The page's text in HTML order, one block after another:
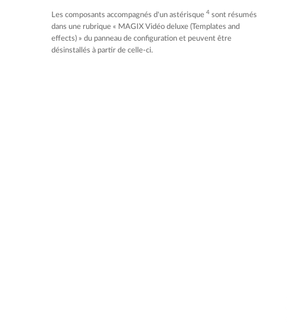
Les composants accompagnés d'un astérisque 4 sont résumés
dans une rubrique « MAGIX Vidéo deluxe (Templates and
effects) » du panneau de configuration et peuvent être
désinstallés à partir de celle-ci.